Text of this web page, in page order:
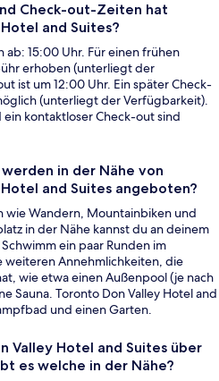
Check-out-Zeiten hat
and Suites?
ab: 15:00 Uhr. Für einen frühen
erhoben (unterliegt der
ist um 12:00 Uhr. Ein später Check-
(unterliegt der Verfügbarkeit).
kontaktloser Check-out sind
in der Nähe von
and Suites angeboten?
wie Wandern, Mountainbiken und
in der Nähe kannst du an deinem
ein paar Runden im
weiteren Annehmlichkeiten, die
wie etwa einen Außenpool (je nach
Sauna. Toronto Don Valley Hotel and
und einen Garten.
Valley Hotel and Suites über
es welche in der Nähe?